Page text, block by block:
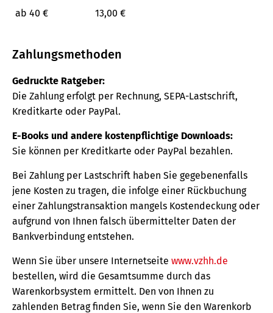
ab 40 €
13,00 €
Zahlungsmethoden
Gedruckte Ratgeber:
Die Zahlung erfolgt per Rechnung, SEPA-Lastschrift,
Kreditkarte oder PayPal.
E-Books und andere kostenpflichtige Downloads:
Sie können per Kreditkarte oder PayPal bezahlen.
Bei Zahlung per Lastschrift haben Sie gegebenenfalls
jene Kosten zu tragen, die infolge einer Rückbuchung
einer Zahlungstransaktion mangels Kostendeckung oder
aufgrund von Ihnen falsch übermittelter Daten der
Bankverbindung entstehen.
Wenn Sie über unsere Internetseite www.vzhh.de
bestellen, wird die Gesamtsumme durch das
Warenkorbsystem ermittelt. Den von Ihnen zu
zahlenden Betrag finden Sie, wenn Sie den Warenkorb